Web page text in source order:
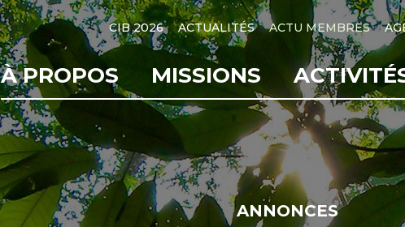
CIB 2026 ACTUALITÉS ACTU MEMBRES
À PROPOS MISSIONS
ANNONCES